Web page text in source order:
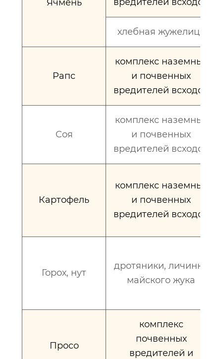
Ячмень
хлебная жужелица
Рапс
комплекс наземных
и почвенных
вредителей всходов
Соя
комплекс наземных
и почвенных
вредителей всходов
Картофель
комплекс наземных
и почвенных
вредителей всходов
Горох, нут
дротяники, личинки
майского жука
Просо
комплекс
почвенных
вредителей и